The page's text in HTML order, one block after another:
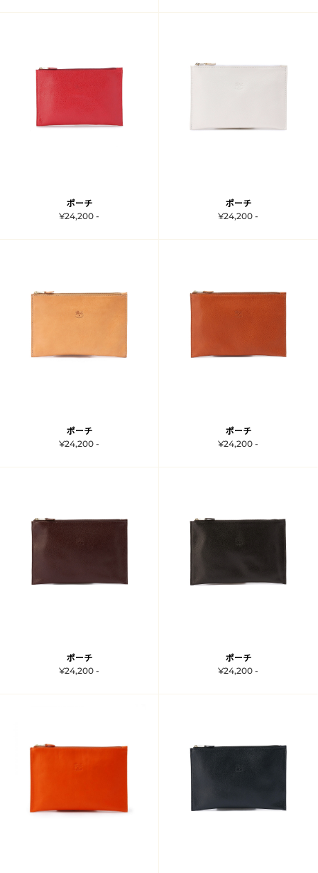
ポーチ
¥24,200 -
ポーチ
¥24,200 -
ポーチ
¥24,200 -
ポーチ
¥24,200 -
ポーチ
¥24,200 -
ポーチ
¥24,200 -